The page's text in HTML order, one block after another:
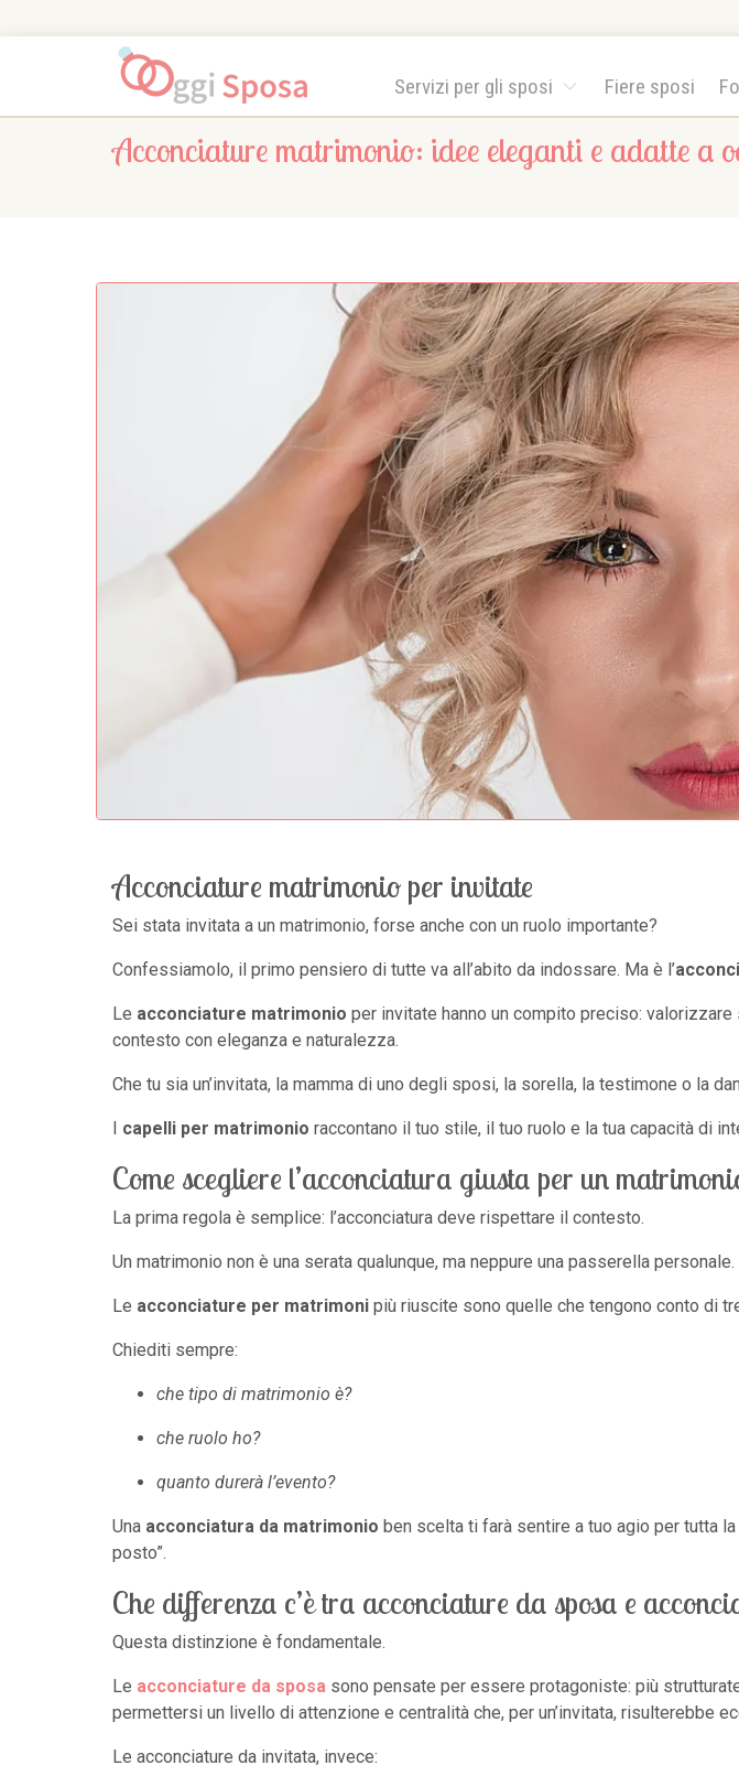
Servizi per gli sposi Fiere sposi
Acconciature matrimonio: idee eleganti e adatte a
Acconciature matrimonio per invitate
Sei stata invitata a un matrimonio, forse anche con un ruolo importante?
Confessiamolo, il primo pensiero di tutte va all’abito da indossare. Ma è l’
Le acconciature matrimonio per invitate hanno un compito preciso:
contesto con eleganza e naturalezza.
Che tu sia un’invitata, la mamma di uno degli sposi, la sorella, la testimone o la
capelli per matrimonio raccontano il tuo stile, il tuo ruolo e la tua capacità di
Come scegliere l’acconciatura giusta per un
La prima regola è semplice: l’acconciatura deve rispettare il contesto.
Un matrimonio non è una serata qualunque, ma neppure una passerella personale.
Le acconciature per matrimoni più riuscite sono quelle che tengono conto di
Chiediti sempre:
che tipo di matrimonio è?
che ruolo ho?
quanto durerà l’evento?
Una acconciatura da matrimonio ben scelta ti farà sentire a tuo agio per tutta
posto”.
Che differenza c’è tra acconciature da sposa e
Questa distinzione è fondamentale.
Le acconciature da sposa sono pensate per essere protagoniste: più
permettersi un livello di attenzione e centralità che, per un’invitata, risulterebbe
Le acconciature da invitata, invece: